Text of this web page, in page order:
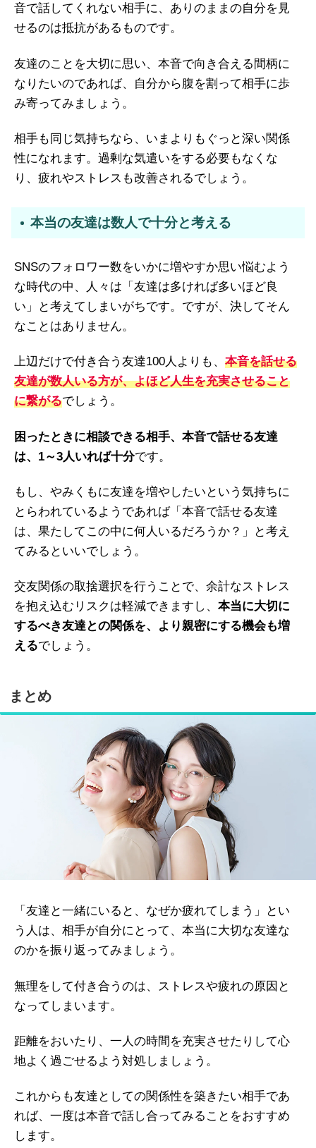
音で話してくれない相手に、ありのままの自分を見
せるのは抵抗があるものです。
友達のことを大切に思い、本音で向き合える間柄に
なりたいのであれば、自分から腹を割って相手に歩
み寄ってみましょう。
相手も同じ気持ちなら、いまよりもぐっと深い関係
性になれます。過剰な気遣いをする必要もなくな
り、疲れやストレスも改善されるでしょう。
本当の友達は数人で十分と考える
SNSのフォロワー数をいかに増やすか思い悩むよう
な時代の中、人々は「友達は多ければ多いほど良
い」と考えてしまいがちです。ですが、決してそん
なことはありません。
上辺だけで付き合う友達100人よりも、本音を話せる
友達が数人いる方が、よほど人生を充実させること
に繋がるでしょう。
困ったときに相談できる相手、本音で話せる友達
は、1～3人いれば十分です。
もし、やみくもに友達を増やしたいという気持ちに
とらわれているようであれば「本音で話せる友達
は、果たしてこの中に何人いるだろうか？」と考え
てみるといいでしょう。
交友関係の取捨選択を行うことで、余計なストレス
を抱え込むリスクは軽減できますし、本当に大切に
するべき友達との関係を、より親密にする機会も増
えるでしょう。
まとめ
「友達と一緒にいると、なぜか疲れてしまう」とい
う人は、相手が自分にとって、本当に大切な友達な
のかを振り返ってみましょう。
無理をして付き合うのは、ストレスや疲れの原因と
なってしまいます。
距離をおいたり、一人の時間を充実させたりして心
地よく過ごせるよう対処しましょう。
これからも友達としての関係性を築きたい相手であ
れば、一度は本音で話し合ってみることをおすすめ
します。